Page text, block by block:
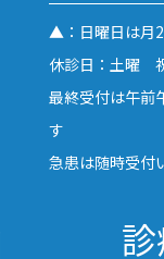
▲：日曜日は月
休診日：土曜
最終受付は午前
す
急患は随時受付